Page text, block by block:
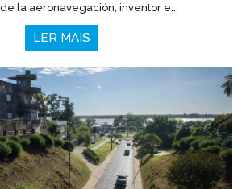
la aeronavegación, inventor e...
LER MAIS